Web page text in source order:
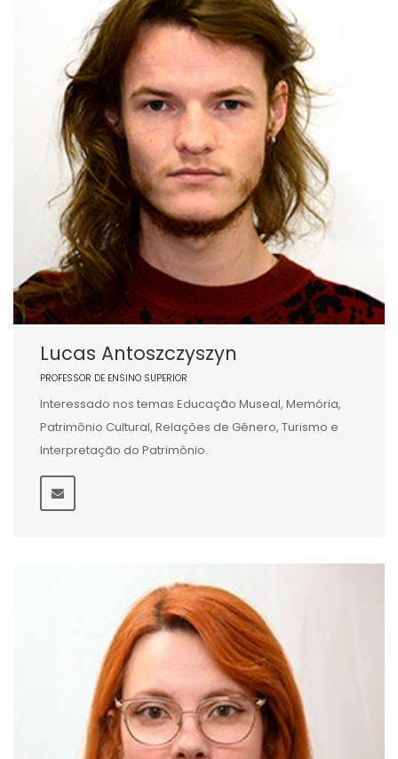
Lucas Antoszczyszyn
PROFESSOR DE ENSINO SUPERIOR
Interessado nos temas Educação Museal, Memória,
Patrimônio Cultural, Relações de Gênero, Turismo e
Interpretação do Patrimônio.